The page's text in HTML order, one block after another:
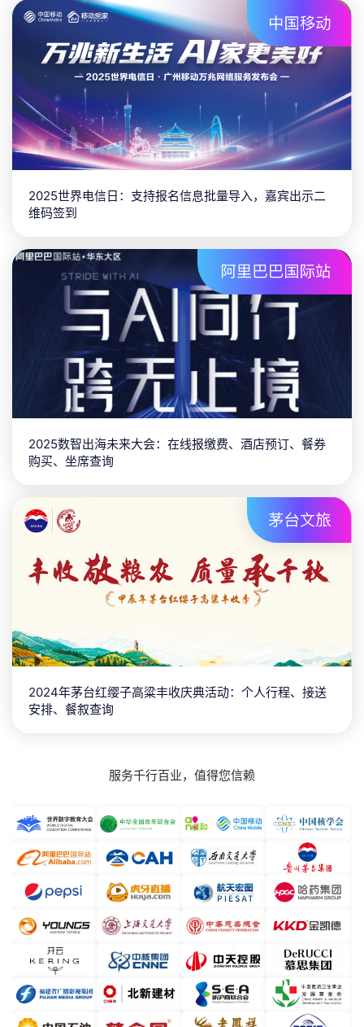
2025世界电信日：支持报名信息批量导入，嘉宾出示二
维码签到
2025数智出海未来大会：在线报缴费、酒店预订、餐券
购买、坐席查询
2024年茅台红缨子高粱丰收庆典活动：个人行程、接送
安排、餐叙查询
服务千行百业，值得您信赖